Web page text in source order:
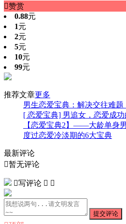
赞赏
0.88元
1元
2元
5元
10元
99元
推荐文章更多
男生恋爱宝典：解决交往难题
[ 恋爱宝典] 男追女，恋爱成功
【恋爱宝典2】——大龄单身
度过恋爱冷淡期的6大宝典
最新评论
暂无评论
写评论  
提交评论